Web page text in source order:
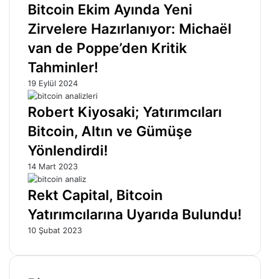
Bitcoin Ekim Ayında Yeni
Zirvelere Hazırlanıyor: Michaël
van de Poppe’den Kritik
Tahminler!
19 Eylül 2024
Robert Kiyosaki; Yatırımcıları
Bitcoin, Altın ve Gümüşe
Yönlendirdi!
14 Mart 2023
Rekt Capital, Bitcoin
Yatırımcılarına Uyarıda Bulundu!
10 Şubat 2023